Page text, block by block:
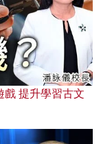
戲 提升學習古文